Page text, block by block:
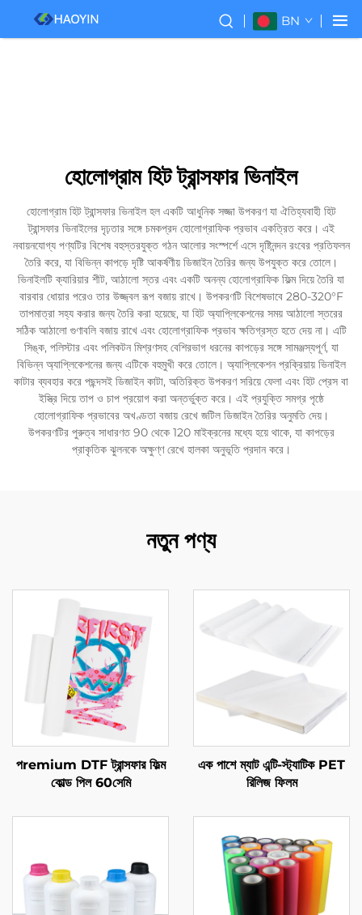
BN
হোলোগ্রাম হিট ট্রান্সফার ভিনাইল
হোলোগ্রাম হিট ট্রান্সফার ভিনাইল হল একটি আধুনিক সজ্জা উপকরণ যা ঐতিহ্যবাহী হিট
ট্রান্সফার ভিনাইলের দৃঢ়তার সঙ্গে চমকপ্রদ হোলোগ্রাফিক প্রভাব একত্রিত করে। এই
নবায়নযোগ্য পণ্যটির বিশেষ বহুস্তরযুক্ত গঠন আলোর সংস্পর্শে এসে দৃষ্টিনন্দন রংবের প্রতিফলন
তৈরি করে, যা বিভিন্ন কাপড়ে দৃষ্টি আকর্ষণীয় ডিজাইন তৈরির জন্য উপযুক্ত করে তোলে।
ভিনাইলটি ক্যারিয়ার শীট, আঠালো স্তর এবং একটি অনন্য হোলোগ্রাফিক ফিল্ম দিয়ে তৈরি যা
বারবার ধোয়ার পরেও তার উজ্জ্বল রূপ বজায় রাখে। উপকরণটি বিশেষভাবে 280-320°F
তাপমাত্রা সহ্য করার জন্য তৈরি করা হয়েছে, যা হিট অ্যাপ্লিকেশনের সময় আঠালো স্তরের
সঠিক আঠালো গুণাবলি বজায় রাখে এবং হোলোগ্রাফিক প্রভাব ক্ষতিগ্রস্ত হতে দেয় না। এটি
সিঙ্ক, পলিস্টার এবং পলিকটন মিশ্রণসহ বেশিরভাগ ধরনের কাপড়ের সঙ্গে সামঞ্জস্যপূর্ণ, যা
বিভিন্ন অ্যাপ্লিকেশনের জন্য এটিকে বহুমুখী করে তোলে। অ্যাপ্লিকেশন প্রক্রিয়ায় ভিনাইল
কাটার ব্যবহার করে পছন্দসই ডিজাইন কাটা, অতিরিক্ত উপকরণ সরিয়ে ফেলা এবং হিট প্রেস বা
ইস্ত্রি দিয়ে তাপ ও চাপ প্রয়োগ করা অন্তর্ভুক্ত করে। এই প্রযুক্তি সমগ্র পৃষ্ঠে
হোলোগ্রাফিক প্রভাবের অখণ্ডতা বজায় রেখে জটিল ডিজাইন তৈরির অনুমতি দেয়।
উপকরণটির পুরুত্ব সাধারণত 90 থেকে 120 মাইক্রনের মধ্যে হয়ে থাকে, যা কাপড়ের
প্রাকৃতিক ঝুলনকে অক্ষুণ্ণ রেখে হালকা অনুভূতি প্রদান করে।
নতুন পণ্য
পremium DTF ট্রান্সফার ফিল্ম
কোল্ড পিল 60সেমি
এক পাশে ম্যাট এন্টি-স্ট্যাটিক PET
রিলিজ ফিলম